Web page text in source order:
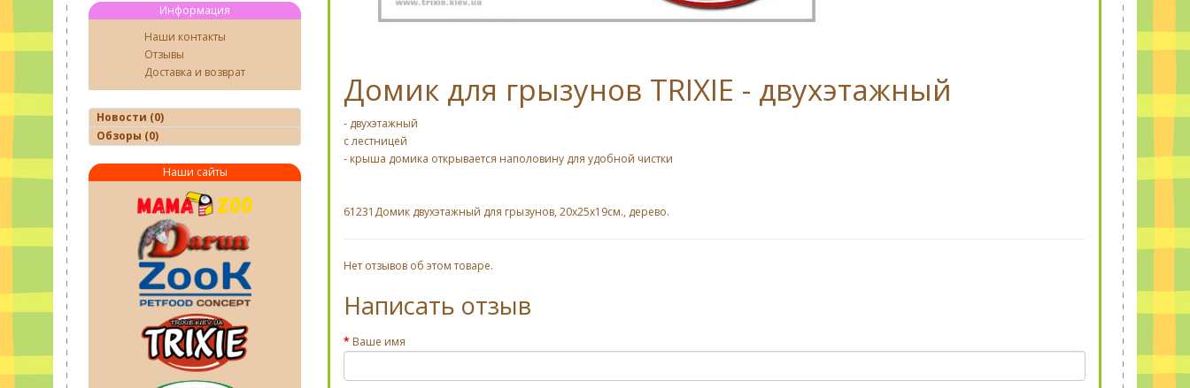
Информация
Наши контакты
Отзывы
Доставка и возврат
Новости (0)
Обзоры (0)
Наши сайты
Домик для грызунов TRIXIE - двухэтажный
- двухэтажный
с лестницей
- крыша домика открывается наполовину для удобной чистки
61231 Домик двухэтажный для грызунов, 20х25х19см., дерево.
Нет отзывов об этом товаре.
Написать отзыв
Ваше имя